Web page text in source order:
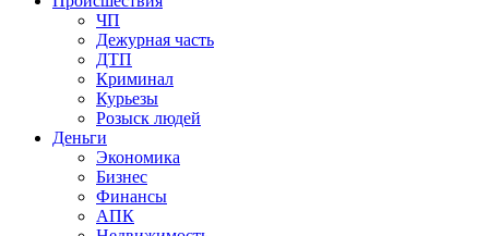
ЧП
Дежурная часть
ДТП
Криминал
Курьезы
Розыск людей
Деньги
Экономика
Бизнес
Финансы
АПК